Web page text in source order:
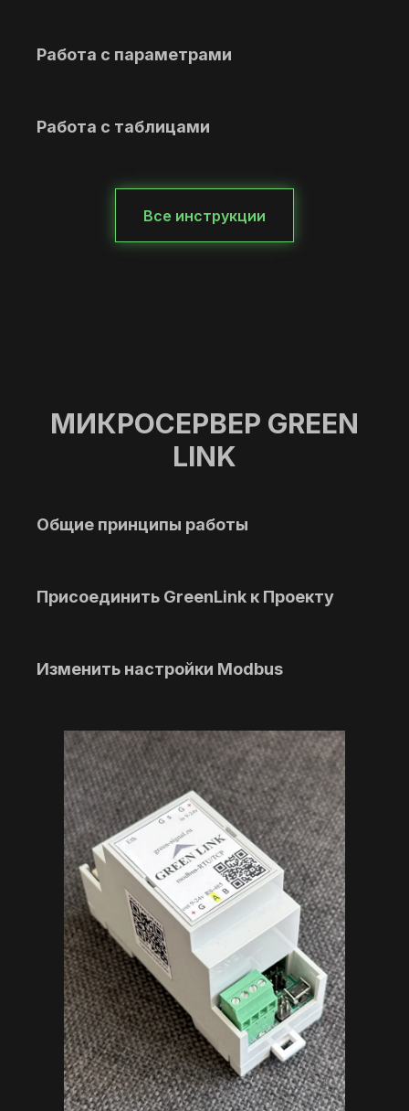
Работа с параметрами
Работа с таблицами
Все инструкции
МИКРОСЕРВЕР GREEN
LINK
Общие принципы работы
Присоединить GreenLink к Проекту
Изменить настройки Modbus